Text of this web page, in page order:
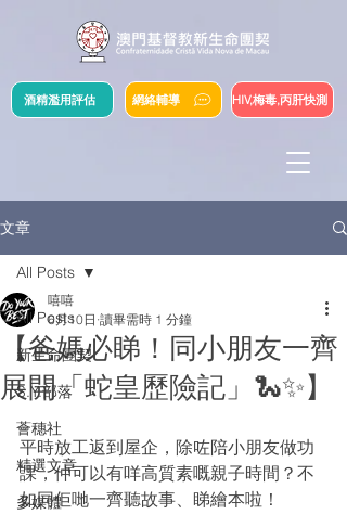
網絡輔導
酒精濫用評估 HIV,梅毒,丙肝快測
文章
All Posts
新生命團契
S.Y.部落
薈穗社
精選文章
多媒體
All Posts
【爸媽必睇！同小朋友一齊
展開「蛇皇歷險記」🐍✨】
嘻嘻
6月10日 讀畢需時 1 分鐘
平時放工返到屋企，除咗陪小朋友做功
課，仲可以有咩高質素嘅親子時間？不
如同佢哋一齊聽故事、睇繪本啦！